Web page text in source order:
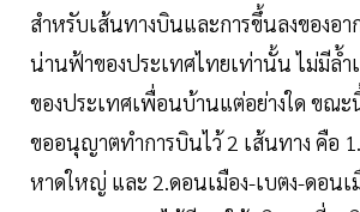
สำหรับเส้นทางบินและการขึ้นลงของอา
น่านฟ้าของประเทศไทยเท่านั้น ไม่มีล้ำ
ของประเทศเพื่อนบ้านแต่อย่างใด ขณะ
ขออนุญาตทำการบินไว้ 2 เส้นทาง คือ
หาดใหญ่ และ 2.ดอนเมือง-เบตง-ดอน